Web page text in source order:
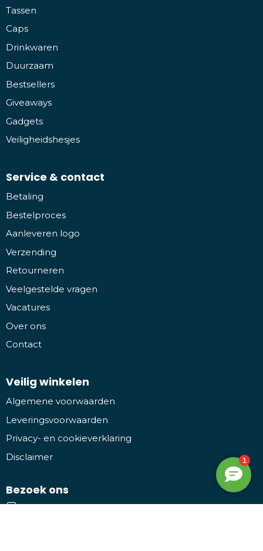
Tassen
Caps
Drinkwaren
Duurzaam
Bestsellers
Giveaways
Gadgets
Veiligheidshesjes
Service & contact
Betaling
Bestelproces
Aanleveren logo
Verzending
Retourneren
Veelgestelde vragen
Vacatures
Over ons
Contact
Veilig winkelen
Algemene voorwaarden
Leveringsvoorwaarden
Privacy- en cookieverklaring
Disclaimer
Bezoek ons